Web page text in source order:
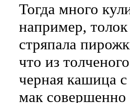
Тогда много
например,
стряпала
что из
черная кашица
мак совершенно